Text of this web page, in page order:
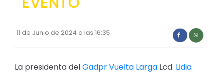
GESTIÓN ADMINISTRATIVA
Plan Anual Contratación - PAC
11 de Junio de 2024 a las 16:35
La presidenta delGadpr Vuelta Larga Lcd. Lidia